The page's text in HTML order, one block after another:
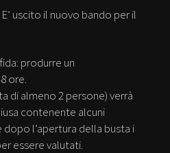
E’ uscito il nuovo bando per il
produrre un
ore.
di almeno 2 persone) verrà
contenente alcuni
l’apertura della busta i
essere valutati.